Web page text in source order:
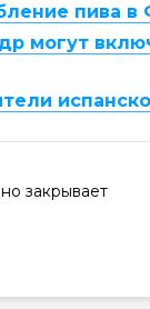
пива
могут
закрывает